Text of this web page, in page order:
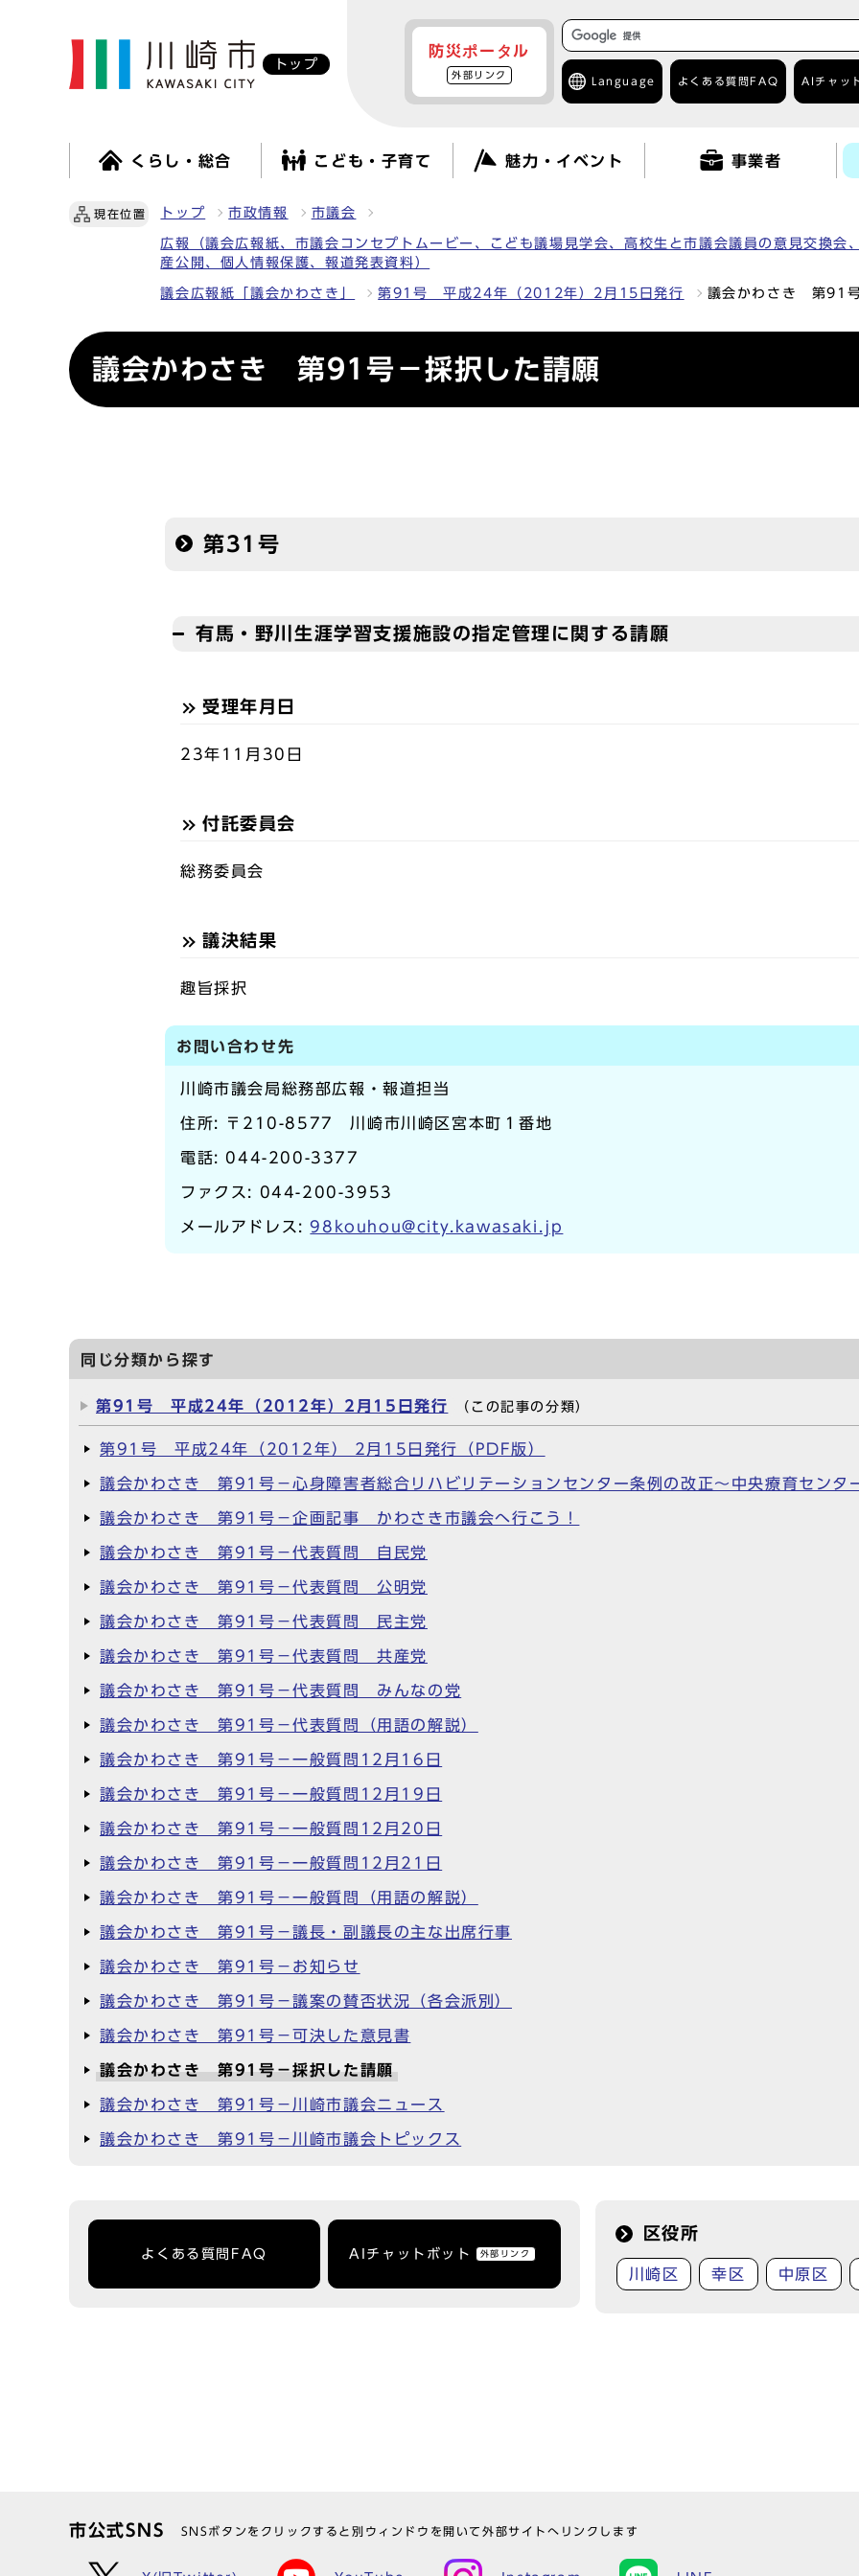
トップ
防災ポータル
外部リンク
Language よくある質問 FAQ AIチャッ
くらし・総合 こども・子育て 魅力・イベント 事業者
現在位置 トップ 市政情報 市議会
広報（議会広報紙、市議会コンセプトムービー、こども議場見学会、高校生と市議会議員の意見交換会
産公開、個人情報保護、報道発表資料）
議会広報紙「議会かわさき」 第91号 平成24年（2012年）2月15日発行 議会かわさき 第91
議会かわさき 第91号－採択した請願
第31号
有馬・野川生涯学習支援施設の指定管理に関する請願
受理年月日
23年11月30日
付託委員会
総務委員会
議決結果
趣旨採択
お問い合わせ先
川崎市議会局総務部広報・報道担当
住所: 〒210-8577 川崎市川崎区宮本町１番地
電話: 044-200-3377
ファクス: 044-200-3953
メールアドレス:98kouhou@city.kawasaki.jp
同じ分類から探す
第91号 平成24年（2012年）2月15日発行 （この記事の分類）
第91号 平成24年（2012年） 2月15日発行（PDF版）
議会かわさき 第91号－心身障害者総合リハビリテーションセンター条例の改正～中央療育センタ
議会かわさき 第91号－企画記事 かわさき市議会へ行こう！
議会かわさき 第91号－代表質問 自民党
議会かわさき 第91号－代表質問 公明党
議会かわさき 第91号－代表質問 民主党
議会かわさき 第91号－代表質問 共産党
議会かわさき 第91号－代表質問 みんなの党
議会かわさき 第91号－代表質問（用語の解説）
議会かわさき 第91号－一般質問12月16日
議会かわさき 第91号－一般質問12月19日
議会かわさき 第91号－一般質問12月20日
議会かわさき 第91号－一般質問12月21日
議会かわさき 第91号－一般質問（用語の解説）
議会かわさき 第91号－議長・副議長の主な出席行事
議会かわさき 第91号－お知らせ
議会かわさき 第91号－議案の賛否状況（各会派別）
議会かわさき 第91号－可決した意見書
議会かわさき 第91号－採択した請願
議会かわさき 第91号－川崎市議会ニュース
議会かわさき 第91号－川崎市議会トピックス
よくある質問FAQ AIチャットボット 外部リンク
区役所
川崎区 幸区 中原区
市公式SNS SNSボタンをクリックすると別ウィンドウを開いて外部サイトへリンクします